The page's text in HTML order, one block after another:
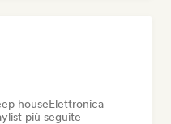
houseElettronica
più seguite